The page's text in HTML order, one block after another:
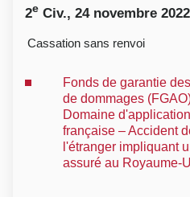
2e Civ., 24 novembre
Cassation sans renvoi
Fonds de garantie
de dommages
Domaine
française – Accident
l'étranger impliquant
assuré au Royaume-